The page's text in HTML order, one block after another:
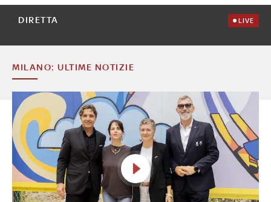
DIRETTA LIVE
MILANO: ULTIME NOTIZIE